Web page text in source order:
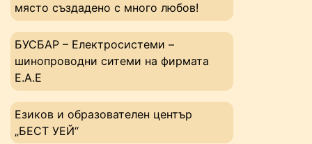
място създадено с много любов!
БУСБАР – Електросистеми –
шинопроводни ситеми на фирмата
Е.А.Е
Езиков и образователен център
„БЕСТ УЕЙ“